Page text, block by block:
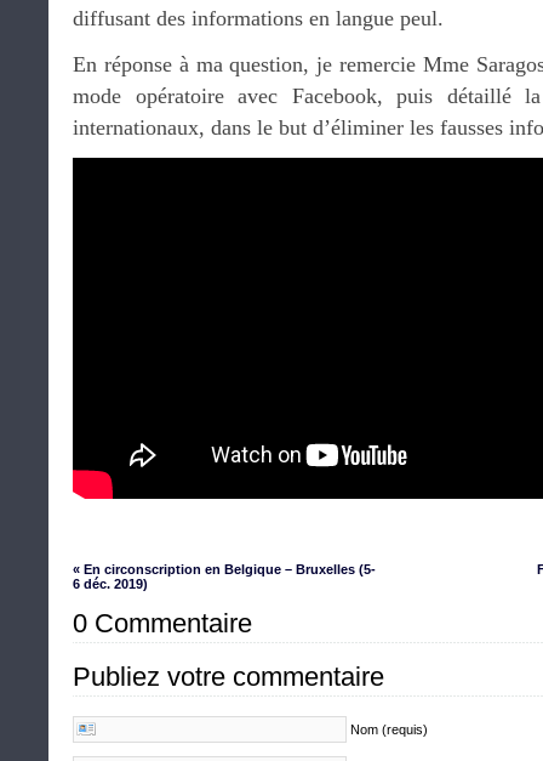
diffusant des informations en langue peul.
En réponse à ma question, je remercie Mme
mode opératoire avec Facebook, puis détaillé
internationaux, dans le but d’éliminer les fausses
« En circonscription en Belgique – Bruxelles (5-
6 déc. 2019)
0 Commentaire
Publiez votre commentaire
Nom (requis)